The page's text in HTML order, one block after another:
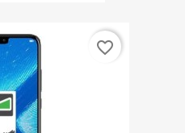
favorite_border